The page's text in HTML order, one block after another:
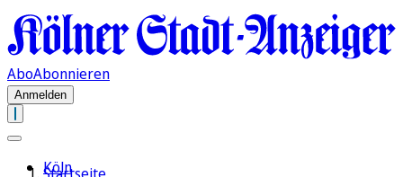
AboAbonnieren
Anmelden
Köln